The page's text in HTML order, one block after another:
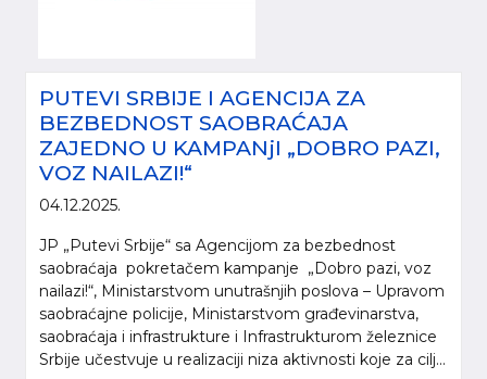
PUTEVI SRBIJE I AGENCIJA ZA
BEZBEDNOST SAOBRAĆAJA
ZAJEDNO U KAMPANjI „DOBRO PAZI,
VOZ NAILAZI!“
04.12.2025.
JP „Putevi Srbije“ sa Agencijom za bezbednost
saobraćaja pokretačem kampanje „Dobro pazi, voz
nailazi!“, Ministarstvom unutrašnjih poslova – Upravom
saobraćajne policije, Ministarstvom građevinarstva,
saobraćaja i infrastrukture i Infrastrukturom železnice
Srbije učestvuje u realizaciji niza aktivnosti koje za cilj...